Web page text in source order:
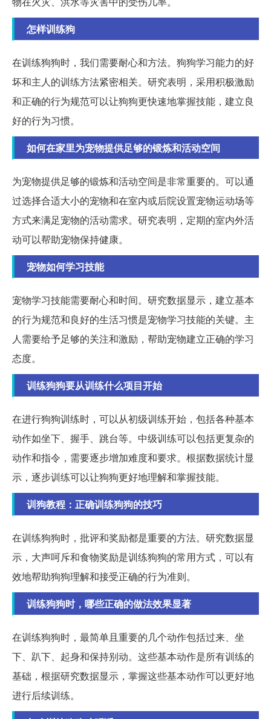
怎样训练狗
在训练狗狗时，我们需要耐心和方法。狗狗学习能力的好
坏和主人的训练方法紧密相关。研究表明，采用积极激励
和正确的行为规范可以让狗狗更快速地掌握技能，建立良
好的行为习惯。
如何在家里为宠物提供足够的锻炼和活动空间
为宠物提供足够的锻炼和活动空间是非常重要的。可以通
过选择合适大小的宠物和在室内或后院设置宠物运动场等
方式来满足宠物的活动需求。研究表明，定期的室内外活
动可以帮助宠物保持健康。
宠物如何学习技能
宠物学习技能需要耐心和时间。研究数据显示，建立基本
的行为规范和良好的生活习惯是宠物学习技能的关键。主
人需要给予足够的关注和激励，帮助宠物建立正确的学习
态度。
训练狗狗要从训练什么项目开始
在进行狗狗训练时，可以从初级训练开始，包括各种基本
动作如坐下、握手、跳台等。中级训练可以包括更复杂的
动作和指令，需要逐步增加难度和要求。根据数据统计显
示，逐步训练可以让狗狗更好地理解和掌握技能。
训狗教程：正确训练狗狗的技巧
在训练狗狗时，批评和奖励都是重要的方法。研究数据显
示，大声呵斥和食物奖励是训练狗狗的常用方式，可以有
效地帮助狗狗理解和接受正确的行为准则。
训练狗狗时，哪些正确的做法效果显著
在训练狗狗时，最简单且重要的几个动作包括过来、坐
下、趴下、起身和保持别动。这些基本动作是所有训练的
基础，根据研究数据显示，掌握这些基本动作可以更好地
进行后续训练。